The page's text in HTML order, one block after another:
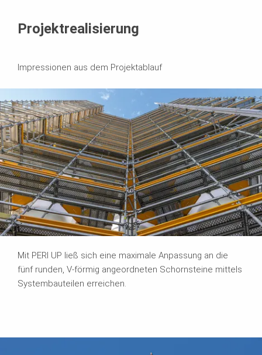
Projektrealisierung
Impressionen aus dem Projektablauf
Mit PERI UP ließ sich eine maximale Anpassung an die
fünf runden, V-förmig angeordneten Schornsteine mittels
Systembauteilen erreichen.